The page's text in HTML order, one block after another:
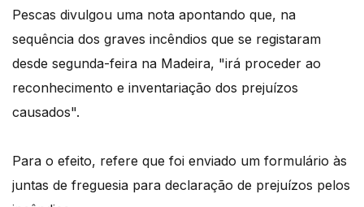
Pescas divulgou uma nota apontando que, na
sequência dos graves incêndios que se registaram
desde segunda-feira na Madeira, "irá proceder ao
reconhecimento e inventariação dos prejuízos
causados".
Para o efeito, refere que foi enviado um formulário às
juntas de freguesia para declaração de prejuízos pelos